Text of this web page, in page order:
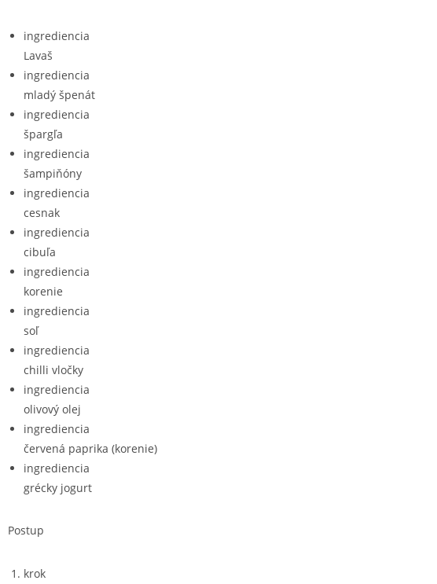
ingrediencia
Lavaš
ingrediencia
mladý špenát
ingrediencia
špargľa
ingrediencia
šampiňóny
ingrediencia
cesnak
ingrediencia
cibuľa
ingrediencia
korenie
ingrediencia
soľ
ingrediencia
chilli vločky
ingrediencia
olivový olej
ingrediencia
červená paprika (korenie)
ingrediencia
grécky jogurt
Postup
krok